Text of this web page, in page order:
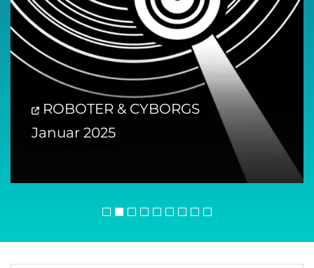
ROBOTER & CYBORGS
Januar 2025